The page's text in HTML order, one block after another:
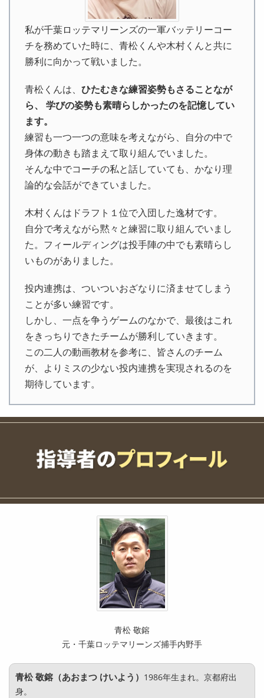
私が千葉ロッテマリーンズの一軍バッテリーコー
チを務めていた時に、青松くんや木村くんと共に
勝利に向かって戦いました。
青松くんは、 ひたむきな練習姿勢もさることなが
ら、 学びの姿勢も素晴らしかったのを記憶してい
ます。
練習も一つ一つの意味を考えながら、自分の中で
身体の動きも踏まえて取り組んでいました。
そんな中でコーチの私と話していても、かなり理
論的な会話ができていました。
木村くんはドラフト１位で入団した逸材です。
自分で考えながら黙々と練習に取り組んでいまし
た。フィールディングは投手陣の中でも素晴らし
いものがありました。
投内連携は、ついついおざなりに済ませてしまう
ことが多い練習です。
しかし、一点を争うゲームのなかで、最後はこれ
をきっちりできたチームが勝利していきます。
この二人の動画教材を参考に、皆さんのチーム
が、よりミスの少ない投内連携を実現されるのを
期待しています。
青松 敬鎔
元・千葉ロッテマリーンズ捕手内野手
青松 敬鎔（あおまつ けいよう） 1986年生まれ。京都府出
身。